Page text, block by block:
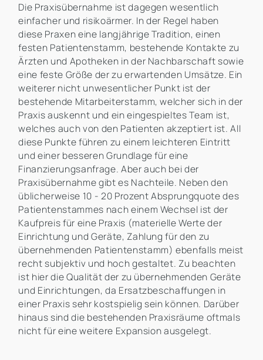
Die Praxisübernahme ist dagegen wesentlich
einfacher und risikoärmer. In der Regel haben
diese Praxen eine langjährige Tradition, einen
festen Patientenstamm, bestehende Kontakte zu
Ärzten und Apotheken in der Nachbarschaft sowie
eine feste Größe der zu erwartenden Umsätze. Ein
weiterer nicht unwesentlicher Punkt ist der
bestehende Mitarbeiterstamm, welcher sich in der
Praxis auskennt und ein eingespieltes Team ist,
welches auch von den Patienten akzeptiert ist. All
diese Punkte führen zu einem leichteren Eintritt
und einer besseren Grundlage für eine
Finanzierungsanfrage. Aber auch bei der
Praxisübernahme gibt es Nachteile. Neben den
üblicherweise 10 - 20 Prozent Absprungquote des
Patientenstammes nach einem Wechsel ist der
Kaufpreis für eine Praxis (materielle Werte der
Einrichtung und Geräte, Zahlung für den zu
übernehmenden Patientenstamm) ebenfalls meist
recht subjektiv und hoch gestaltet. Zu beachten
ist hier die Qualität der zu übernehmenden Geräte
und Einrichtungen, da Ersatzbeschaffungen in
einer Praxis sehr kostspielig sein können. Darüber
hinaus sind die bestehenden Praxisräume oftmals
nicht für eine weitere Expansion ausgelegt.